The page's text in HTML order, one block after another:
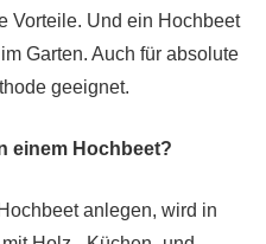
Vorteile. Und ein Hochbeet
Garten. Auch für absolute
geeignet.
einem Hochbeet?
anlegen, wird in